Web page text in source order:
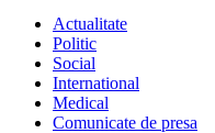
Actualitate
Politic
Social
International
Medical
Comunicate de presa